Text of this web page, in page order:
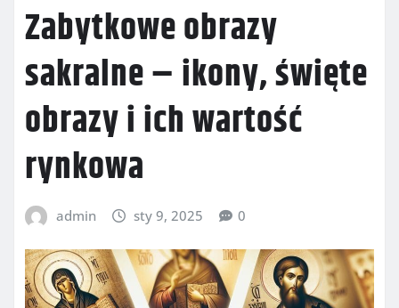
Zabytkowe obrazy
sakralne – ikony, święte
obrazy i ich wartość
rynkowa
admin sty 9, 2025 0